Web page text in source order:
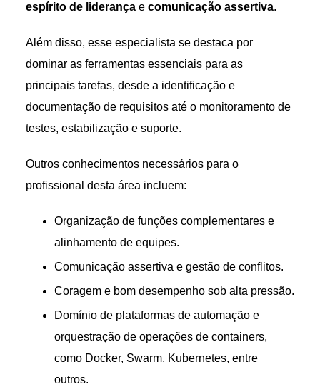
espírito de liderançae comunicação assertiva.
Além disso, esse especialista se destaca por
dominar as ferramentas essenciais para as
principais tarefas, desde a identificação e
documentação de requisitos até o monitoramento de
testes, estabilização e suporte.
Outros conhecimentos necessários para o
profissional desta área incluem:
Organização de funções complementares e
alinhamento de equipes.
Comunicação assertiva e gestão de conflitos.
Coragem e bom desempenho sob alta pressão.
Domínio de plataformas de automação e
orquestração de operações de containers,
como Docker, Swarm, Kubernetes, entre
outros.